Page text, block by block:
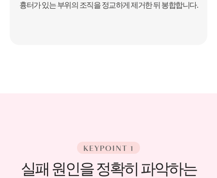
흉터가 있는 부위의 조직을정교하게 제거한 뒤 봉합합니다.
KEYPOINT 1
실패 원인을 정확히 파악하는